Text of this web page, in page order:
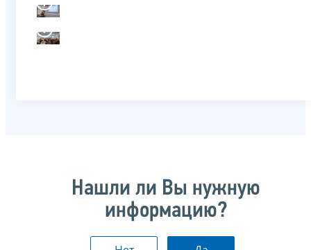
Нашли ли Вы нужную
информацию?